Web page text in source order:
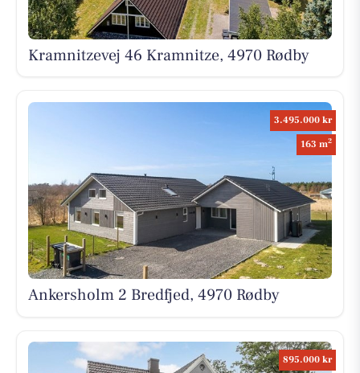
Kramnitzevej 46 Kramnitze, 4970 Rødby
3.495.000 kr
163 m2
Ankersholm 2 Bredfjed, 4970 Rødby
895.000 kr